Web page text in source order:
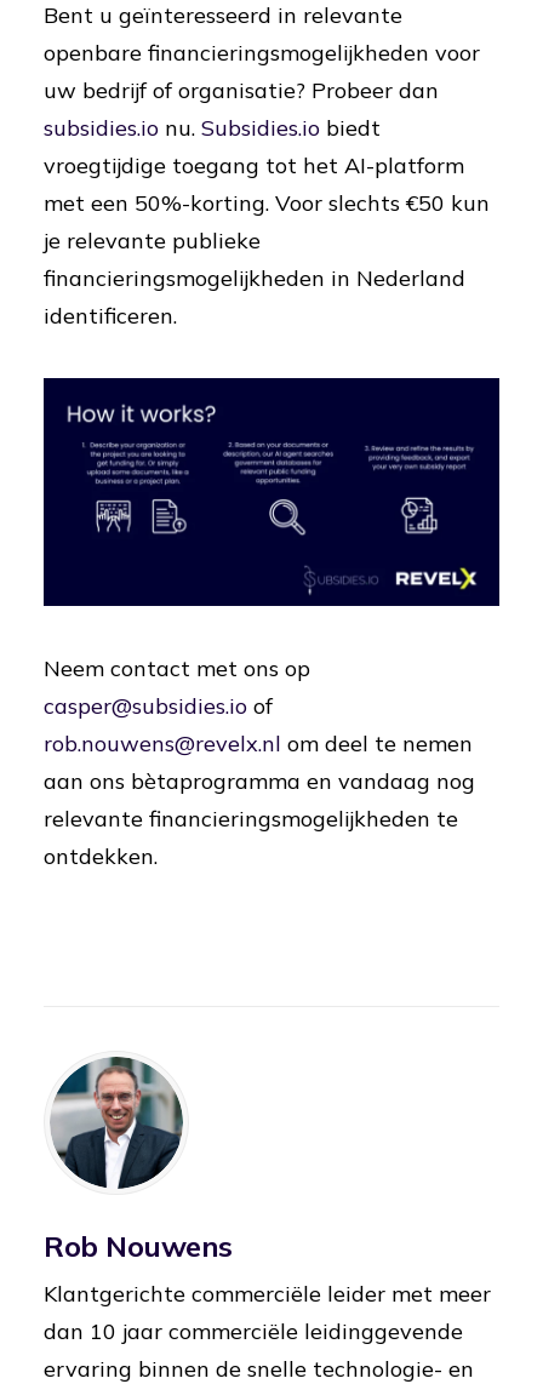
Bent u geïnteresseerd in relevante
openbare financieringsmogelijkheden voor
uw bedrijf of organisatie? Probeer dan
subsidies.io nu. Subsidies.io biedt
vroegtijdige toegang tot het AI-platform
met een 50%-korting. Voor slechts €50 kun
je relevante publieke
financieringsmogelijkheden in Nederland
identificeren.
Neem contact met ons op
casper@subsidies.io of
rob.nouwens@revelx.nl om deel te nemen
aan ons bètaprogramma en vandaag nog
relevante financieringsmogelijkheden te
ontdekken.
Rob Nouwens
Klantgerichte commerciële leider met meer
dan 10 jaar commerciële leidinggevende
ervaring binnen de snelle technologie- en